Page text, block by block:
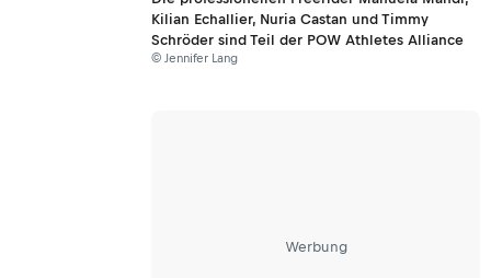
Kilian Echallier, Nuria Castan und Timmy
Schröder sind Teil der POW Athletes Alliance
© Jennifer Lang
Werbung